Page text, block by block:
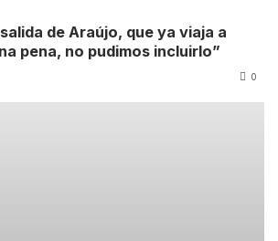
de Araújo, que ya viaja a
pena, no pudimos incluirlo”
0